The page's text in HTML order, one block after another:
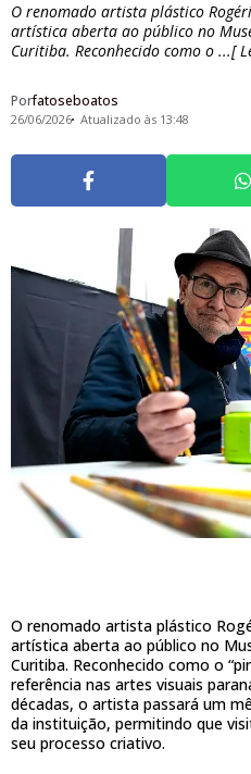
O renomado artista plástico
artística aberta ao público no
Curitiba. Reconhecido como o ...[
Porfatoseboatos
26/06/2026 Atualizado às 13:48
O renomado artista plástico
artística aberta ao público no
Curitiba. Reconhecido como o
referência nas artes visuais
décadas, o artista passará um
da instituição, permitindo que
seu processo criativo.